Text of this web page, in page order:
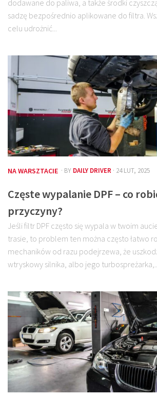
dodawane do paliwa, a także środki
sadzę bezpośrednio aplikowane do filtra.
celu udrożnić...
NA WARSZTACIE · BY DAILY DRIVER · 24 LUT, 2025
Częste wypalanie DPF – co
przyczyny?
Jeśli filtr DPF często się wypala w twoim
trasie, to problem ten można często łatwo
mechaników od razu podejrzewa, że
wtryskowy silnika, albo jego